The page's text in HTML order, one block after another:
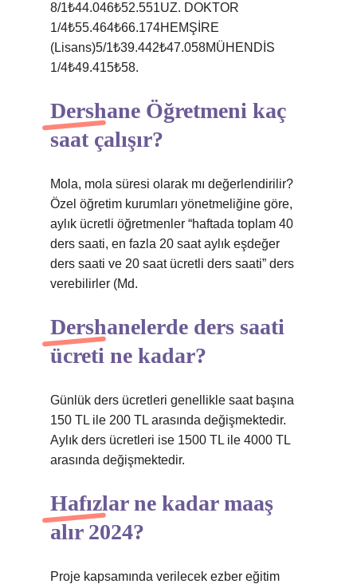
8/1₺44.046₺52.551UZ. DOKTOR
1/4₺55.464₺66.174HEMŞİRE
(Lisans)5/1₺39.442₺47.058MÜHENDİS
1/4₺49.415₺58.
Dershane Öğretmeni kaç
saat çalışır?
Mola, mola süresi olarak mı değerlendirilir?
Özel öğretim kurumları yönetmeliğine göre,
aylık ücretli öğretmenler “haftada toplam 40
ders saati, en fazla 20 saat aylık eşdeğer
ders saati ve 20 saat ücretli ders saati” ders
verebilirler (Md.
Dershanelerde ders saati
ücreti ne kadar?
Günlük ders ücretleri genellikle saat başına
150 TL ile 200 TL arasında değişmektedir.
Aylık ders ücretleri ise 1500 TL ile 4000 TL
arasında değişmektedir.
Hafızlar ne kadar maaş
alır 2024?
Proje kapsamında verilecek ezber eğitim